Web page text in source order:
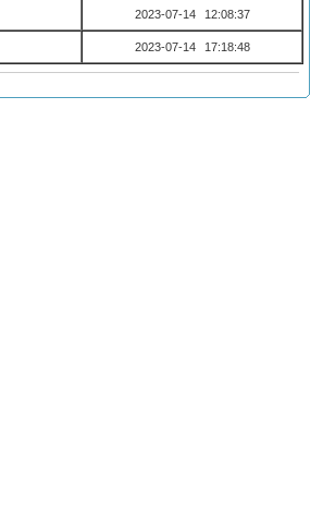
2023-07-14 12:08:37
2023-07-14 17:18:48